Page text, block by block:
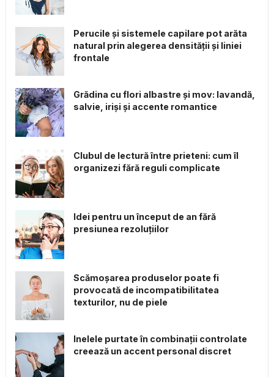
Perucile și sistemele capilare pot arăta
natural prin alegerea densității și liniei
frontale
Grădina cu flori albastre și mov: lavandă,
salvie, iriși și accente romantice
Clubul de lectură între prieteni: cum îl
organizezi fără reguli complicate
Idei pentru un început de an fără
presiunea rezoluțiilor
Scămoșarea produselor poate fi
provocată de incompatibilitatea
texturilor, nu de piele
Inelele purtate în combinații controlate
creează un accent personal discret